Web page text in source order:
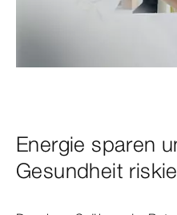
Energie sparen
Gesundheit